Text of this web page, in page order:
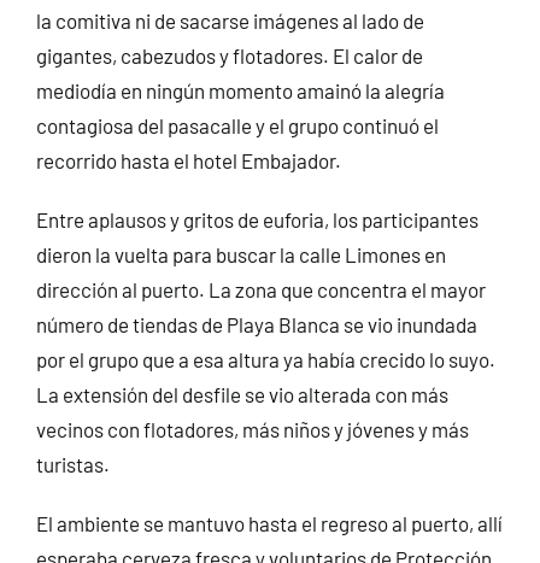
la comitiva ni de sacarse imágenes al lado de
gigantes, cabezudos y flotadores. El calor de
mediodía en ningún momento amainó la alegría
contagiosa del pasacalle y el grupo continuó el
recorrido hasta el hotel Embajador.
Entre aplausos y gritos de euforia, los participantes
dieron la vuelta para buscar la calle Limones en
dirección al puerto. La zona que concentra el mayor
número de tiendas de Playa Blanca se vio inundada
por el grupo que a esa altura ya había crecido lo suyo.
La extensión del desfile se vio alterada con más
vecinos con flotadores, más niños y jóvenes y más
turistas.
El ambiente se mantuvo hasta el regreso al puerto, allí